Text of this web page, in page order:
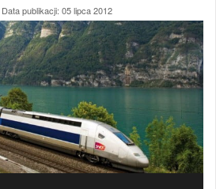
, Data publikacji: 05 lipca 2012